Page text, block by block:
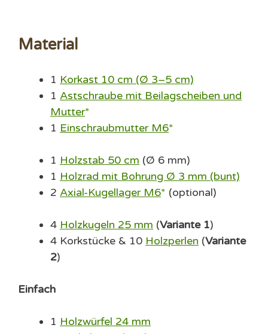
Material
1 Korkast 10 cm (Ø 3–5 cm)
1 Astschraube mit Beilagscheiben und
Mutter
1 Einschraubmutter M6
1 Holzstab 50 cm (Ø 6 mm)
1 Holzrad mit Bohrung Ø 3 mm (bunt)
2 Axial-Kugellager M6 (optional)
4 Holzkugeln 25 mm (Variante 1)
4 Korkstücke & 10 Holzperlen (Variante
2)
Einfach
1 Holzwürfel 24 mm